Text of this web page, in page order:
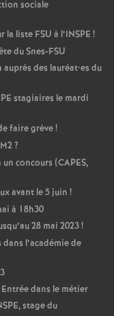
sociale
la liste FSU à l’INSPE !
du Snes-FSU
des lauréat•es du
stagiaires le mardi
faire grève!
?
concours (CAPES,
avant le 5 juin !
à 18h30
28 mai 2023!
l’académie de
dans le métier
, stage du